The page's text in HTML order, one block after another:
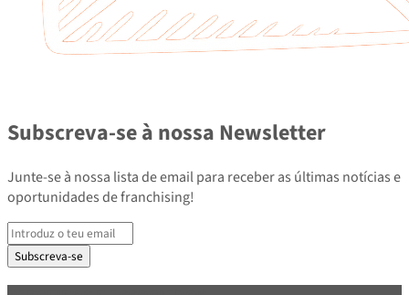
Subscreva-se à nossa Newsletter
Junte-se à nossa lista de email para receber as últimas notícias e
oportunidades de franchising!
Subscreva-se